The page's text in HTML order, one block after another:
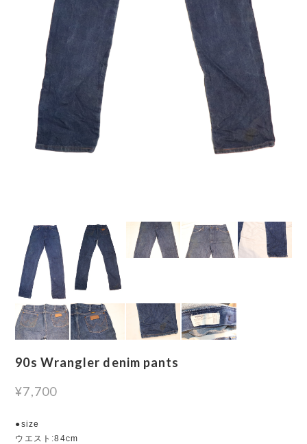
90s Wrangler denim pants
¥7,700
●size
ウエスト:84cm